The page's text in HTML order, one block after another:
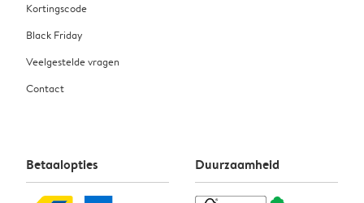
Kortingscode
Black Friday
Veelgestelde vragen
Contact
Betaalopties Duurzaamheid